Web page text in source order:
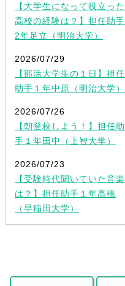
【大学生になって役立った
高校の経験は？】担任助手
2年足立（明治大学）
2026/07/29
【部活大学生の１日】担任
助手１年中原（明治大学）
2026/07/26
【朝登校しよう！】担任助
手１年田中（上智大学）
2026/07/23
【受験時代聞いていた音楽
は？】担任助手１年高橋
（早稲田大学）